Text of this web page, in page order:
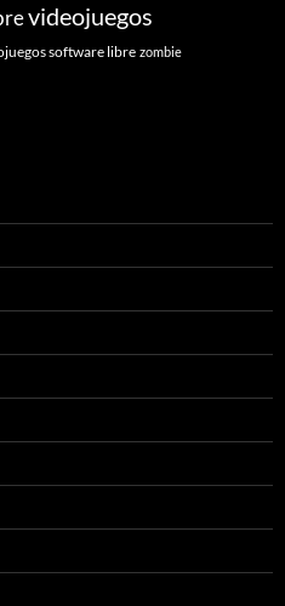
videojuegos
software libre zombie